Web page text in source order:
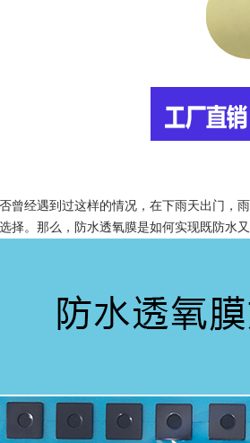
经遇到过这样的情况，在下雨天出门，雨
择。那么，防水透氧膜是如何实现既防水